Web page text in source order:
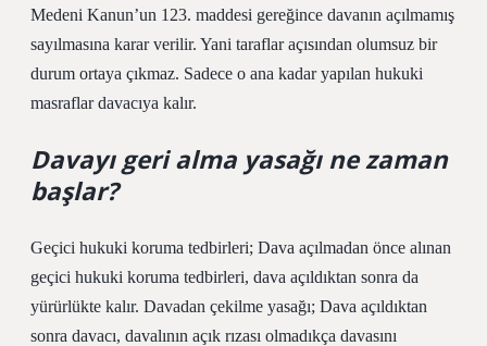
Medeni Kanun’un 123. maddesi gereğince davanın açılmamış
sayılmasına karar verilir. Yani taraflar açısından olumsuz bir
durum ortaya çıkmaz. Sadece o ana kadar yapılan hukuki
masraflar davacıya kalır.
Davayı geri alma yasağı ne zaman
başlar?
Geçici hukuki koruma tedbirleri; Dava açılmadan önce alınan
geçici hukuki koruma tedbirleri, dava açıldıktan sonra da
yürürlükte kalır. Davadan çekilme yasağı; Dava açıldıktan
sonra davacı, davalının açık rızası olmadıkça davasını